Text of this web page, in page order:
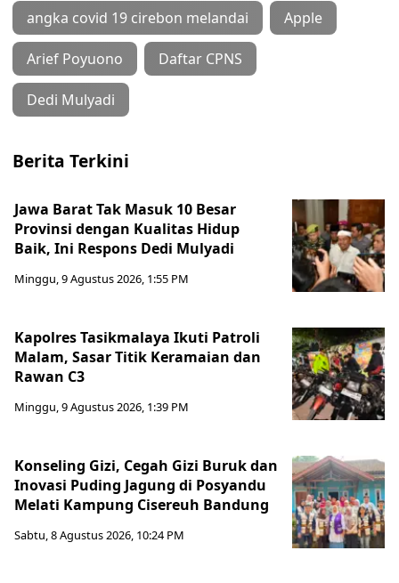
angka covid 19 cirebon melandai Apple
Arief Poyuono Daftar CPNS
Dedi Mulyadi
Berita Terkini
Jawa Barat Tak Masuk 10 Besar
Provinsi dengan Kualitas Hidup
Baik, Ini Respons Dedi Mulyadi
Minggu, 9 Agustus 2026, 1:55 PM
Kapolres Tasikmalaya Ikuti Patroli
Malam, Sasar Titik Keramaian dan
Rawan C3
Minggu, 9 Agustus 2026, 1:39 PM
Konseling Gizi, Cegah Gizi Buruk dan
Inovasi Puding Jagung di Posyandu
Melati Kampung Cisereuh Bandung
Sabtu, 8 Agustus 2026, 10:24 PM